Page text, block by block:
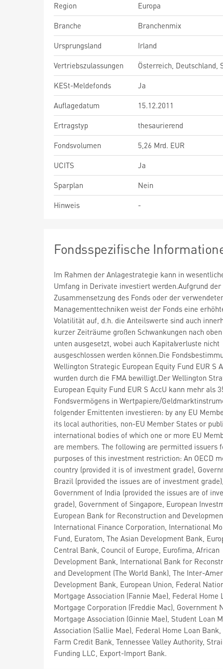
Region
Europa
Branche
Branchenmix
Ursprungsland
Irland
Vertriebszulassungen
Österreich, Deutschland,
KESt-Meldefonds
Ja
Auflagedatum
15.12.2011
Ertragstyp
thesaurierend
Fondsvolumen
5,26 Mrd. EUR
UCITS
Ja
Sparplan
Nein
Hinweis
-
Fondsspezifische
Im Rahmen der Anlagestrategie kann in
Umfang in Derivate investiert werden.Aufgrund der
Zusammensetzung des Fonds oder der
Managementtechniken weist der Fonds eine
Volatilität auf, d.h. die Anteilswerte sind auch
kurzer Zeiträume großen Schwankungen nach
unten ausgesetzt, wobei auch Kapitalverluste nicht
ausgeschlossen werden können.Die
Wellington Strategic European Equity Fund EUR S
wurden durch die FMA bewilligt.Der Wellington
European Equity Fund EUR S AccU kann mehr als
Fondsvermögens in Wertpapiere/
folgender Emittenten investieren: by any EU
its local authorities, non-EU Member States or
international bodies of which one or more EU
are members. The following are permitted issuers
purposes of this investment restriction: An OECD
country (provided it is of investment grade),
Brazil (provided the issues are of investment
Government of India (provided the issues are of
grade), Government of Singapore, European
European Bank for Reconstruction and
International Finance Corporation, International
Fund, Euratom, The Asian Development Bank,
Central Bank, Council of Europe, Eurofima, African
Development Bank, International Bank for
and Development (The World Bank), The Inter-
Development Bank, European Union, Federal
Mortgage Association (Fannie Mae), Federal Home
Mortgage Corporation (Freddie Mac), Government
Mortgage Association (Ginnie Mae), Student Loan
Association (Sallie Mae), Federal Home Loan
Farm Credit Bank, Tennessee Valley Authority,
Funding LLC, Export-Import Bank.